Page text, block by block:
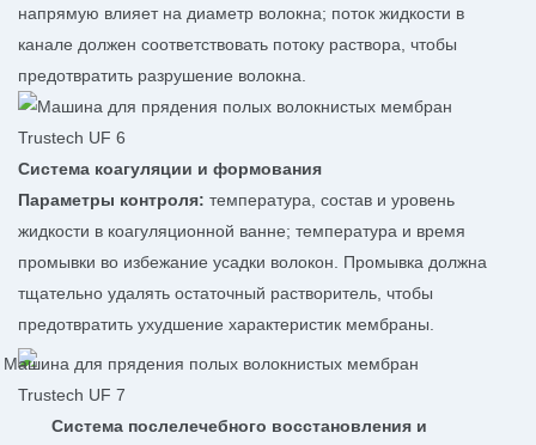
напрямую влияет на диаметр волокна; поток жидкости в
канале должен соответствовать потоку раствора, чтобы
предотвратить разрушение волокна.
Система коагуляции и формования
Параметры контроля: температура, состав и уровень
жидкости в коагуляционной ванне; температура и время
промывки во избежание усадки волокон. Промывка должна
тщательно удалять остаточный растворитель, чтобы
предотвратить ухудшение характеристик мембраны.
Система послелечебного восстановления и